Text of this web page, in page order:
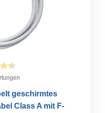
geschirmtes
Class A mit F-